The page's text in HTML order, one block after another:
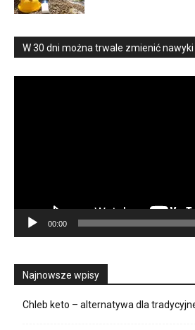
W 30 dni można trwale zmienić nawyki
00:00
Najnowsze wpisy
Chleb keto – alternatywa dla